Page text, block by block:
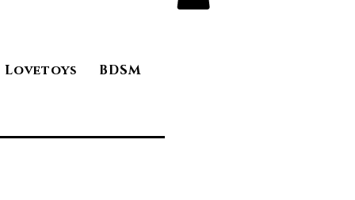
Lovetoys BDSM